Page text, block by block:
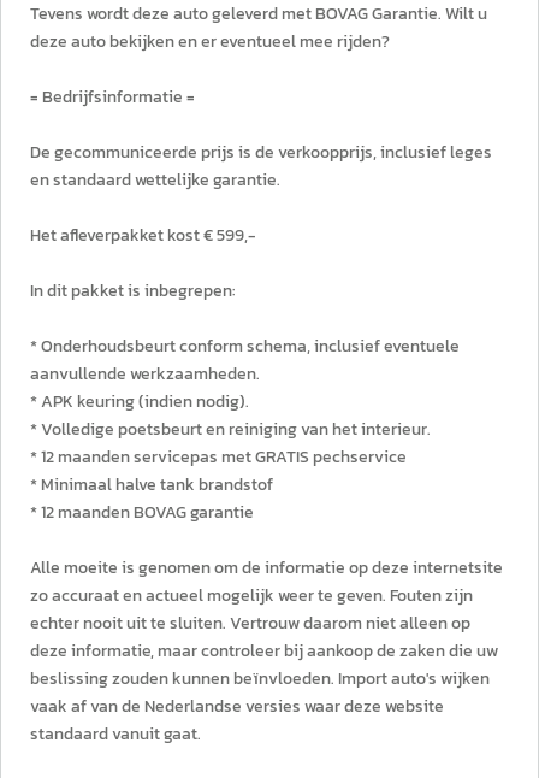
Tevens wordt deze auto geleverd met BOVAG Garantie. Wilt u
deze auto bekijken en er eventueel mee rijden?
= Bedrijfsinformatie =
De gecommuniceerde prijs is de verkoopprijs, inclusief leges
en standaard wettelijke garantie.
Het afleverpakket kost € 599,-
In dit pakket is inbegrepen:
* Onderhoudsbeurt conform schema, inclusief eventuele
aanvullende werkzaamheden.
* APK keuring (indien nodig).
* Volledige poetsbeurt en reiniging van het interieur.
* 12 maanden servicepas met GRATIS pechservice
* Minimaal halve tank brandstof
* 12 maanden BOVAG garantie
Alle moeite is genomen om de informatie op deze internetsite
zo accuraat en actueel mogelijk weer te geven. Fouten zijn
echter nooit uit te sluiten. Vertrouw daarom niet alleen op
deze informatie, maar controleer bij aankoop de zaken die uw
beslissing zouden kunnen beïnvloeden. Import auto's wijken
vaak af van de Nederlandse versies waar deze website
standaard vanuit gaat.